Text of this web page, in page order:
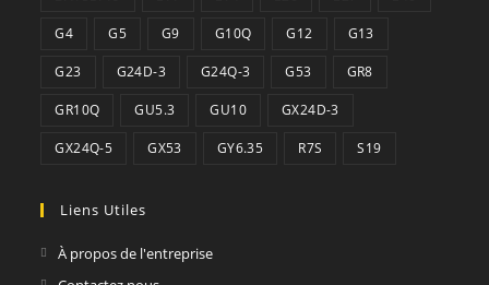
G4 G5 G9 G10Q G12 G13
G23 G24D-3 G24Q-3 G53 GR8
GR10Q GU5.3 GU10 GX24D-3
GX24Q-5 GX53 GY6.35 R7S S19
Liens Utiles
À propos de l'entreprise